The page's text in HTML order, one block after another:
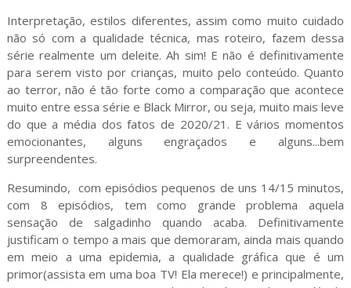
Interpretação, estilos diferentes, assim como muito cuidado
não só com a qualidade técnica, mas roteiro, fazem dessa
série realmente um deleite. Ah sim! E não é definitivamente
para serem visto por crianças, muito pelo conteúdo. Quanto
ao terror, não é tão forte como a comparação que acontece
muito entre essa série e Black Mirror, ou seja, muito mais leve
do que a média dos fatos de 2020/21. E vários momentos
emocionantes, alguns engraçados e alguns...bem
surpreendentes.
Resumindo, com episódios pequenos de uns 14/15 minutos,
com 8 episódios, tem como grande problema aquela
sensação de salgadinho quando acaba. Definitivamente
justificam o tempo a mais que demoraram, ainda mais quando
em meio a uma epidemia, a qualidade gráfica que é um
primor(assista em uma boa TV! Ela merece!) e principalmente,